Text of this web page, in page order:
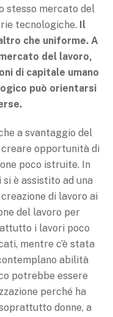
stesso mercato del
tecnologiche. Il
che uniforme. A
del lavoro,
di capitale umano
può orientarsi
a svantaggio del
opportunità di
poco istruite. In
è assistito ad una
di lavoro ai
del lavoro per
i lavori poco
mentre c’è stata
abilità
potrebbe essere
perché ha
donne, a